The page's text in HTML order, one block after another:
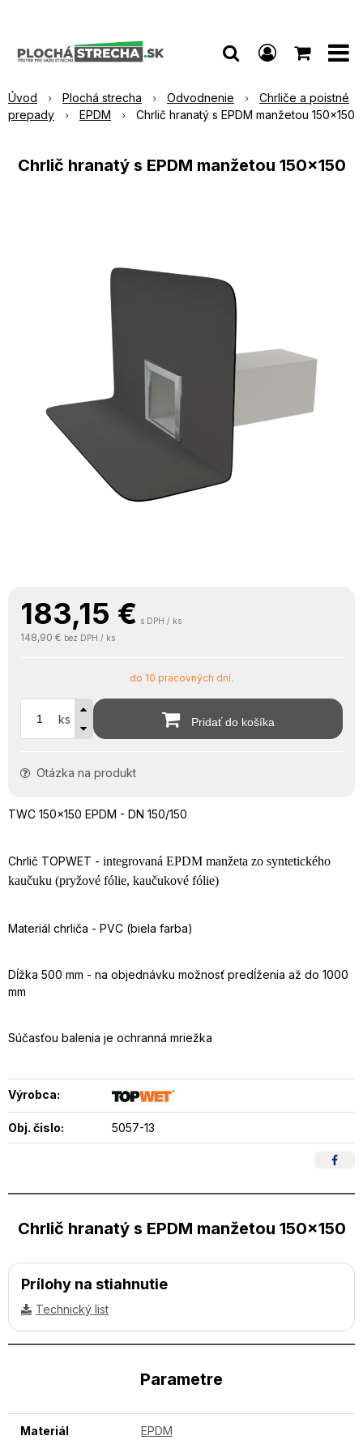
Úvod Plochá strecha Odvodnenie
Chrliče a poistné
prepady
EPDM Chrlič hranatý s EPDM manžetou 150x150
Chrlič hranatý s EPDM manžetou 150x150
183,15 € s DPH / ks
148,90 € bez DPH / ks
do 10 pracovných dní.
ks Pridať do košíka
Otázka na produkt
TWC 150x150 EPDM - DN 150/150
Chrlič TOPWET - integrovaná EPDM manžeta zo syntetického
kaučuku (pryžové fólie, kaučukové fólie)
Materiál chrliča - PVC (biela farba)
Dĺžka 500 mm - na objednávku možnosť predĺženia až do 1000
mm
Súčasťou balenia je ochranná mriežka
Výrobca:
Obj. čislo: 5057-13
Chrlič hranatý s EPDM manžetou 150x150
Prílohy na stiahnutie
Technický list
Parametre
Materiál EPDM